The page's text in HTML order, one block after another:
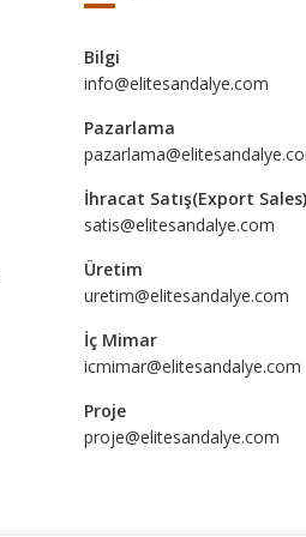
Bilgi
info@elitesandalye.com
Pazarlama
İhracat Satış(Export Sales)
satis@elitesandalye.com
Üretim
uretim@elitesandalye.com
İç Mimar
icmimar@elitesandalye.com
Proje
proje@elitesandalye.com